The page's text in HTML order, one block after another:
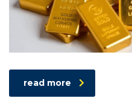
read more